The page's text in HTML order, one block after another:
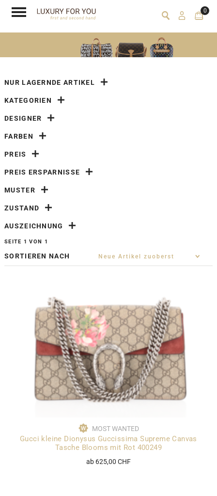
0
NUR LAGERNDE ARTIKEL
KATEGORIEN
DESIGNER
FARBEN
PREIS
PREIS ERSPARNISSE
MUSTER
ZUSTAND
AUSZEICHNUNG
SEITE 1 VON 1
SORTIEREN NACH
MOST WANTED
Gucci kleine Dionysus Guccissima Supreme Canvas
Tasche Blooms mit Rot 400249
ab 625,00 CHF